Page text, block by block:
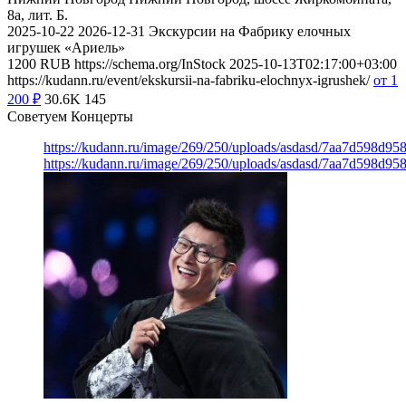
8а, лит. Б.
2025-10-22 2026-12-31 Экскурсии на Фабрику елочных
игрушек «Ариель»
1200 RUB https://schema.org/InStock 2025-10-13T02:17:00+03:00
https://kudann.ru/event/ekskursii-na-fabriku-elochnyx-igrushek/ от 1
200 ₽ 30.6K 145
Советуем Концерты
https://kudann.ru/image/269/250/uploads/asdasd/
https://kudann.ru/image/269/250/uploads/asdasd/